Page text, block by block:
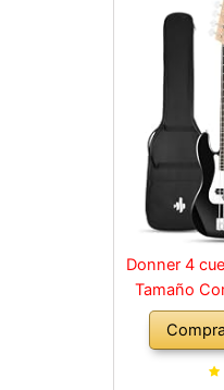
Donner 4
Tamaño
correa de
guitarra